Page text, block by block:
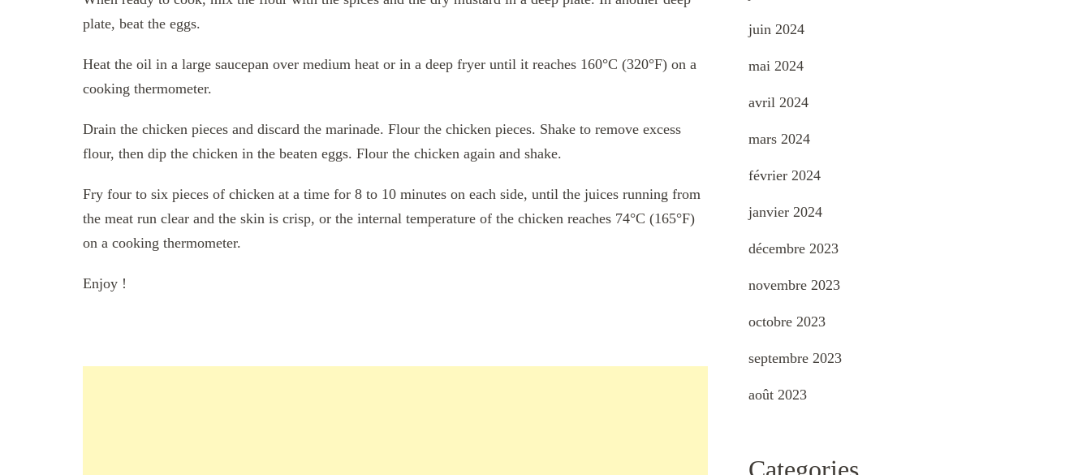
plate, beat the eggs.
Heat the oil in a large saucepan over medium heat or in a deep fryer until it reaches 160°C (320°F) on a
cooking thermometer.
Drain the chicken pieces and discard the marinade. Flour the chicken pieces. Shake to remove excess
flour, then dip the chicken in the beaten eggs. Flour the chicken again and shake.
Fry four to six pieces of chicken at a time for 8 to 10 minutes on each side, until the juices running from
the meat run clear and the skin is crisp, or the internal temperature of the chicken reaches 74°C (165°F)
on a cooking thermometer.
Enjoy !
juin 2024
mai 2024
avril 2024
mars 2024
février 2024
janvier 2024
décembre 2023
novembre 2023
octobre 2023
septembre 2023
août 2023